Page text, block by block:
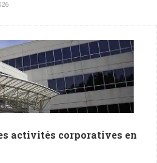
activités corporatives en